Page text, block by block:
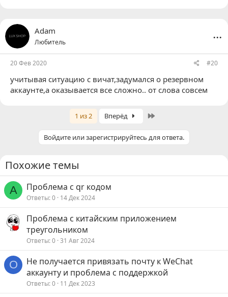
Adam
Любитель
...
20 Фев 2020 #20
учитывая ситуацию с вичат,задумался о резервном
аккаунте,а оказывается все сложно.. от слова совсем
1 из 2 Вперёд
Войдите или зарегистрируйтесь для ответа.
Похожие темы
A Проблема с qr кодом
Ответы 0 14 Дек 2024
Проблема с китайским приложением
треугольником
Ответы 0 31 Авг 2024
O
Не получается привязать почту к WeChat
аккаунту и проблема с поддержкой
Ответы 0 11 Дек 2023